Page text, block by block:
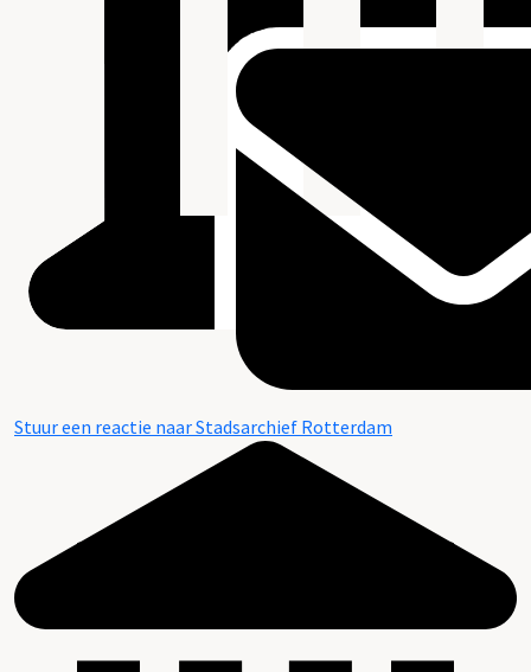
Stuur een reactie naar Stadsarchief Rotterdam